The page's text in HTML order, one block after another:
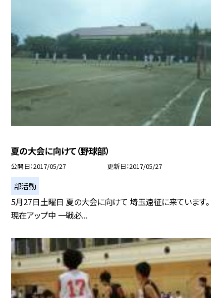
夏の大会に向けて（野球部）
公開日 2017/05/27 更新日 2017/05/27
部活動
5月27日土曜日 夏の大会に向けて 埼玉遠征に来ています。
現在アップ中 一戦必...